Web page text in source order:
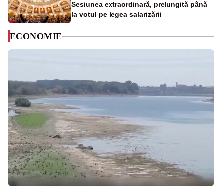
Sesiunea extraordinară, prelungită până
la votul pe legea salarizării
ECONOMIE